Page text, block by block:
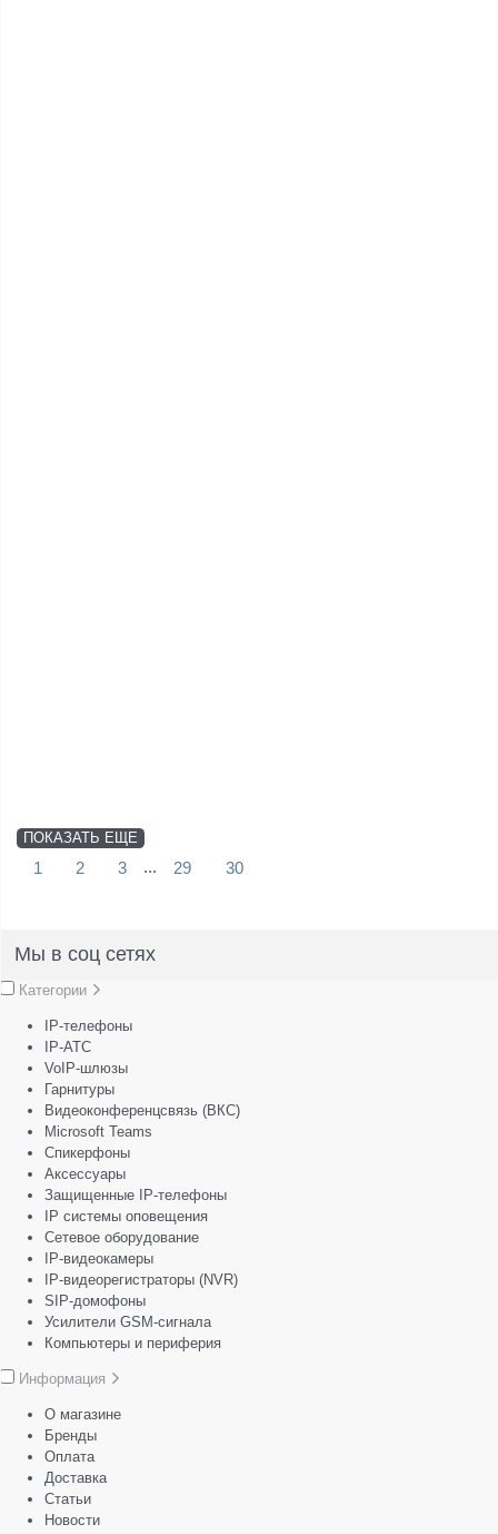
ПОКАЗАТЬ ЕЩЕ
1 2 3 ... 29 30
Мы в соц сетях
Категории
IP-телефоны
IP-АТС
VoIP-шлюзы
Гарнитуры
Видеоконференцсвязь (ВКС)
Microsoft Teams
Спикерфоны
Аксессуары
Защищенные IP-телефоны
IP системы оповещения
Сетевое оборудование
IP-видеокамеры
IP-видеорегистраторы (NVR)
SIP-домофоны
Усилители GSM-сигнала
Компьютеры и периферия
Информация
О магазине
Бренды
Оплата
Доставка
Статьи
Новости